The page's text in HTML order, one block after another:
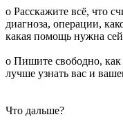
o Расскажите всё, что
диагноза, операции,
какая помощь нужна
o Пишите свободно,
лучше узнать вас и
Что дальше?